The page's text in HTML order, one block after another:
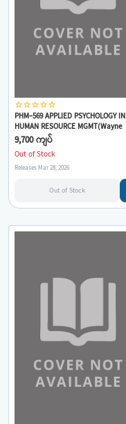
star_borderstar_borderstar_borderstar_borderstar_border
PHM-569 APPLIED PSYCHOLOGY IN
HUMAN RESOURCE MGMT(Wayne
F.Cascio,Herman Aguinis)
9,700 ကျပ်
Out of Stock
Releases Mar 28, 2026
Out of Stock